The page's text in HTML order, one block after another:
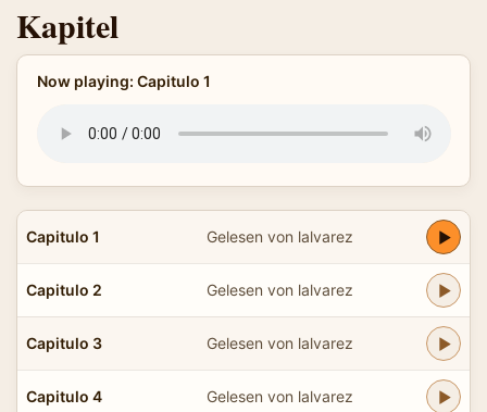
Kapitel
Now playing: Capitulo 1
Capitulo 1 Gelesen von lalvarez
Capitulo 2 Gelesen von lalvarez
Capitulo 3 Gelesen von lalvarez
Capitulo 4 Gelesen von lalvarez